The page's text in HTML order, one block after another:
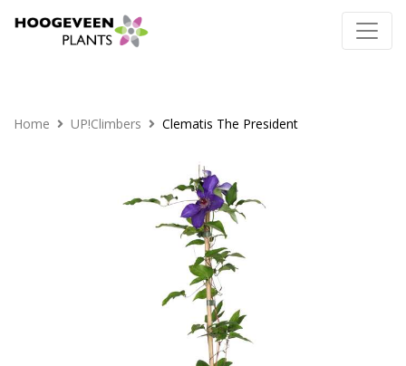
Home UP!Climbers Clematis The President